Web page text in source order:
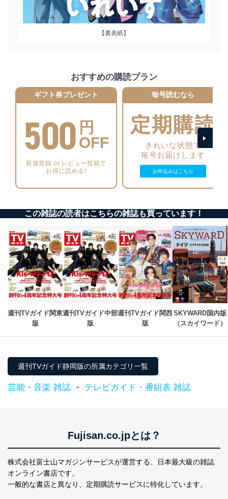
絡ください。
適切、かつ迅速に対応させていただきます。
株式会社富士山マガジンサービス 個人情報問い合わせ
cs@fujisan.co.jp
改訂：2025年2月20日
制定：2005年4月1日
株式会社富士山マガジンサービス
個人情報の取扱いについて
１．個人情報保護管理者
当社は以下の個人情報保護管理者を設置し、個人情報保
護管理者の責任のもと、個人情報を取得・アクセス・利
用・提供・管理いたします。
東京都渋谷区南平台町16-11
株式会社富士山マガジンサービス
個人情報保護管理者: 経営管理グループディレクター 前
田 嘉也
２．利用目的
当社が取り扱う開示対象個人情報の利用目的は次のとお
りです。
No
個人情報の種類 利用目的
1
ービス等をご利用
の方の個人情報
購入商品の配送のため
商品代金回収のため
ｅメール等による商品、サービ
のため
個人が特定できない形で取得した
閲覧履歴や購買履歴等の情報を分
析して、趣味・嗜好に
質向上のため
3
当社カスタマーQ＆
Aサービス利用者
ｅメール等によるカスタマーQ＆A
ため
【裏表紙】
おすすめの購読プラン
ギフト券プレゼント
500 円
OFF
新規登録 or レビュー投稿で
お得に読める!
毎号読むなら
定期購読
きれいな状態で
毎号お届けします
お申込みはこちら
この雑誌の読者はこちらの雑誌も買っています！
週刊TVガイド関東
版
週刊TVガイド中部
版
週刊TVガイド関西
版
SKYWARD国内版
（スカイワード）
週刊TVガイド静岡版の所属カテゴリ一覧
芸能・音楽 雑誌 > テレビガイド・番組表 雑誌
Fujisan.co.jpとは？
株式会社富士山マガジンサービスが運営する、
日本最大級の雑誌
オンライン書店です。
一般的な書店と異なり、 定期購読サービスに特化しています。